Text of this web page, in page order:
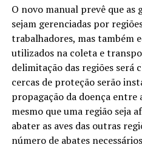
O novo manual prevê que as
sejam gerenciadas por
trabalhadores, mas também
utilizados na coleta e
delimitação das regiões será
cercas de proteção serão
propagação da doença entre
mesmo que uma região seja
abater as aves das outras
número de abates